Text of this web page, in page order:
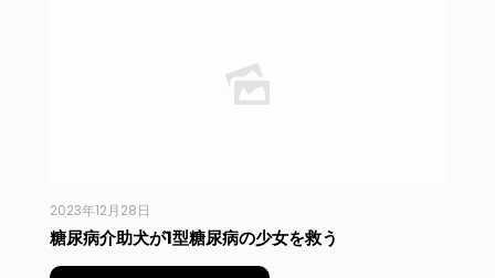
2023年12月28日
糖尿病介助犬が1型糖尿病の少女を救う